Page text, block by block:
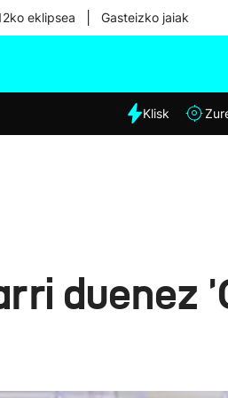
eklipsea Gasteizko jaiak
Eguraldia
Klisk
duenez